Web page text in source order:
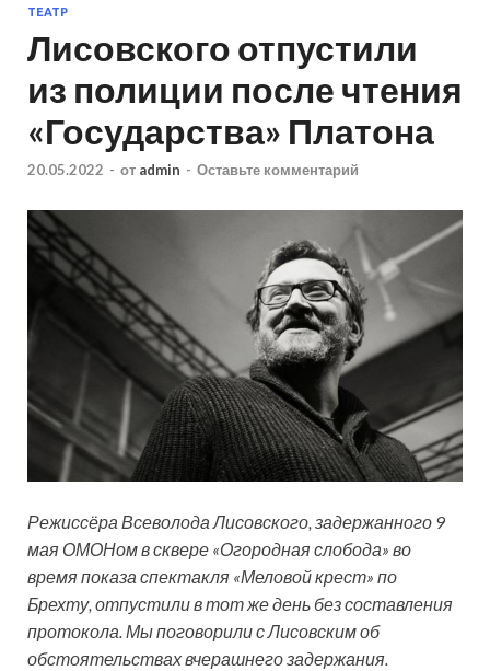
ТЕАТР
Лисовского отпустили
из полиции после чтения
«Государства» Платона
20.05.2022 - от admin - Оставьте комментарий
Режиссёра Всеволода Лисовского, задержанного 9
мая ОМОНом в сквере «Огородная слобода» во
время показа спектакля «Меловой крест» по
Брехту, отпустили в тот же день без составления
протокола. Мы поговорили с Лисовским об
обстоятельствах вчерашнего задержания.